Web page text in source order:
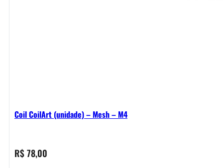
Coil CoilArt (unidade) – Mesh – M4
R$78,00